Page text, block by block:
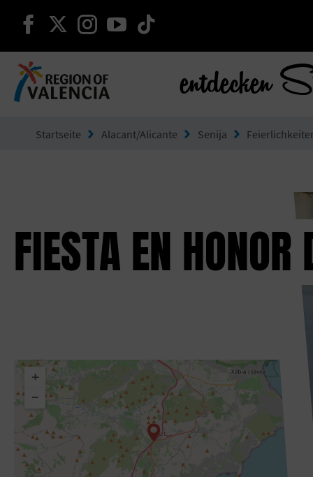
weiter auf facebook
weiter auf twitter
weiter auf instagram
weiter auf youtube
entdecken
Startseite Alacant/Alicante Senija
FIESTA EN
+
−